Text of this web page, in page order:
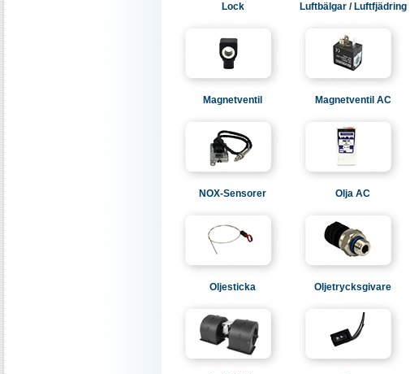
Lock Luftbälgar / Luftfjädring
Magnetventil Magnetventil AC
NOX-Sensorer Olja AC
Oljesticka Oljetrycksgivare